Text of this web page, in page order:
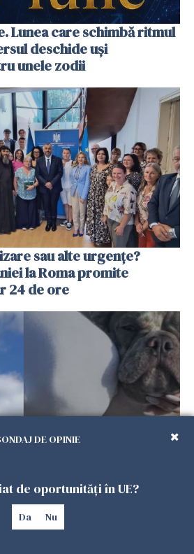
Lunea care schimbă ritmul
deschide uși
unele zodii
sau alte urgențe?
la Roma promite
24 de ore
în timp ce își plimba
Mesajul ei a stârnit
DE OPINIE
de oportunități în UE?
Da Nu